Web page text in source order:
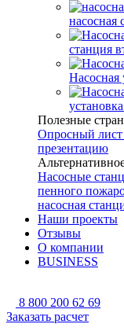
насосная
станция
Насосная
Полезные
Опросный лист
презентацию
Насосные
пенного
насосная
Наши проекты
Отзывы
О компании
BUSINESS
8 800 200 62 69
Заказать расчет